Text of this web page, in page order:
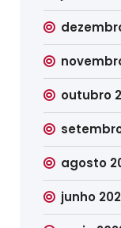
outubro
agosto
junho